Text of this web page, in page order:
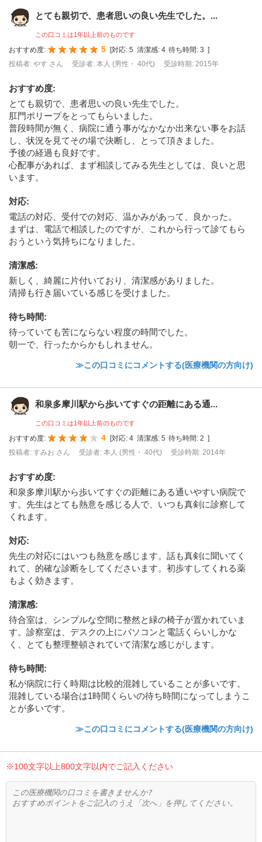
とても親切で、患者思いの良い先生でした。...
この口コミは1年以上前のものです
おすすめ度: 5 [対応: 5 清潔感: 4 待ち時間: 3 ]
投稿者: やす さん
受診者: 本人 (男性・ 40代) 受診時期: 2015年
おすすめ度:
とても親切で、患者思いの良い先生でした。
肛門ポリープをとってもらいました。
普段時間が無く、病院に通う事がなかなか出来ない事をお話
し、状況を見てその場で決断し、とって頂きました。
予後の経過も良好です。
心配事があれば、まず相談してみる先生としては、良いと思
います。
対応:
電話の対応、受付での対応、温かみがあって、良かった。
まずは、電話で相談したのですが、これから行って診てもら
おうという気持ちになりました。
清潔感:
新しく、綺麗に片付いており、清潔感がありました。
清掃も行き届いている感じを受けました。
待ち時間:
待っていても苦にならない程度の時間でした。
朝一で、行ったからかもしれません。
≫この口コミにコメントする(医療機関の方向け)
和泉多摩川駅から歩いてすぐの距離にある通...
この口コミは1年以上前のものです
おすすめ度: 4 [対応: 4 清潔感: 5 待ち時間: 2 ]
投稿者: すみお さん
受診者: 本人 (男性・ 40代) 受診時期: 2014年
おすすめ度:
和泉多摩川駅から歩いてすぐの距離にある通いやすい病院で
す。先生はとても熱意を感じる人で、いつも真剣に診察して
くれます。
対応:
先生の対応にはいつも熱意を感じます。話も真剣に聞いてく
れて、的確な診断をしてくださいます。初歩すしてくれる薬
もよく効きます。
清潔感:
待合室は、シンプルな空間に整然と緑の椅子が置かれていま
す。診察室は、デスクの上にパソコンと電話くらいしかな
く、とても整理整頓されていて清潔な感じがします。
待ち時間:
私が病院に行く時期は比較的混雑していることが多いです。
混雑している場合は1時間くらいの待ち時間になってしまうこ
とが多いです。
≫この口コミにコメントする(医療機関の方向け)
※100文字以上800文字以内でご記入ください